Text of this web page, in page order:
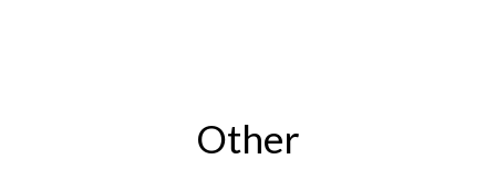
Other